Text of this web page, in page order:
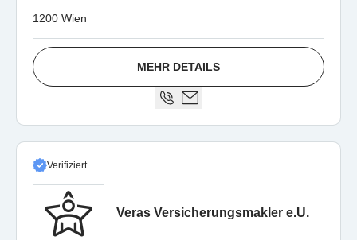
1200 Wien
MEHR DETAILS
Verifiziert
Veras Versicherungsmakler e.U.